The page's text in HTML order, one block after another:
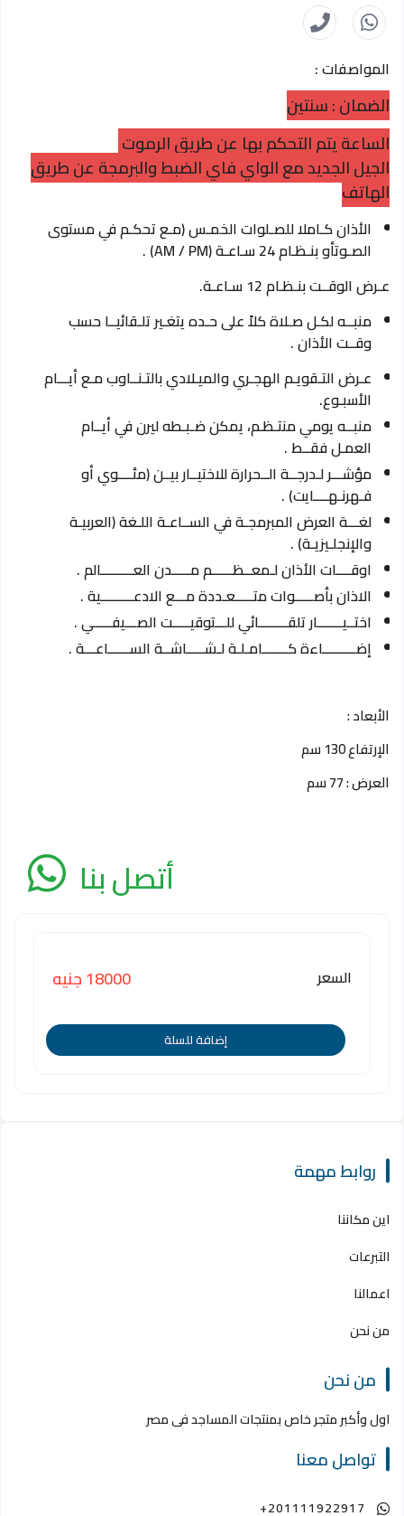
المواصفات :
الضمان : سنتين
الساعة يتم التحكم بها عن طريق الرموت
الجيل الجديد مع الواي فاي الضبط والبرمجة عن طريق
الهاتف
الأذان كـاملا للصـلوات الخمـس (مـع تحكـم في مستوى
الصـوتأو بنـظـام 24 سـاعـة (AM / PM) .
عـرض الوقــت بنـظـام 12 سـاعـة.
منبــه لكـل صـلاة كلاً على حـده يتغـير تلـقائيــا حسب
وقــت الأذان .
عـرض التـقويـم الهجـري والميـلادي بالتـنــاوب مـع أيـــام
الأسبـوع.
منبــه يومي منتـظـم، يمكن ضـبـطه ليرن في أيــام
العمـل فقــط .
مؤشـــر لـدرجــة الــحرارة للاختيــار بيــن (مئــــوي أو
فـهرنـهــــايت) .
لغـــة العرض المبرمجـة في الســاعـة اللـغة (العربيـة
والإنجلـيزيـة) .
اوقــــات الأذان لـمعــظــــــم مـــــدن العـــــــــالم .
الاذان بأصـــــوات متـــــعـددة مـــع الادعـــــــــية .
اختــيـــــــار تلقــــــــائي للـــتوقيـــــت الصـــيفـــــي .
إضـــــــــاءة كـــــــامـلـة لـشـــــاشــة الســــــاعـــة .
الأبعاد :
الإرتفاع 130 سم
العرض : 77 سم
أتصل بنا
السعر 18000 جنيه
إضافة للسلة
روابط مهمة
اين مكاننا
التبرعات
اعمالنا
من نحن
من نحن
اول وأكبر متجر خاص بمنتجات المساجد فى مصر
تواصل معنا
+201111922917